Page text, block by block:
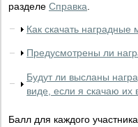
разделе Справка
Как скачать
Предусмотрены ли
Будут ли высланы
виде, если я скачаю их
Балл для каждого